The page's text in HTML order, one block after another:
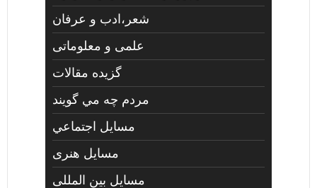
شعر،ادب و عرفان
علمی و معلوماتی
گزیده مقالات
مردم چه مي گويند
مسايل اجتماعي
مسايل هنری
مسایل بین المللی